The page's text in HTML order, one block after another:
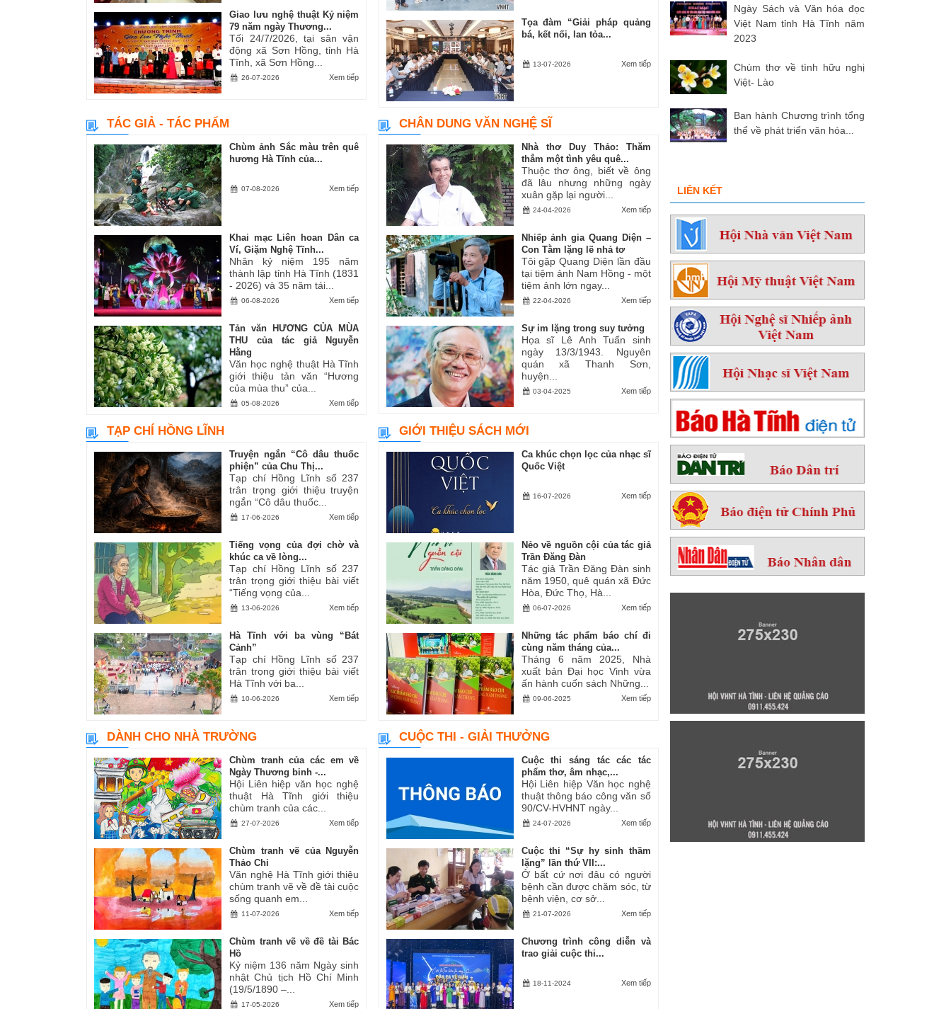
Giao lưu nghệ thuật Kỷ niệm
79 năm ngày Thương...
Tối 24/7/2026, tại sân vận
động xã Sơn Hồng, tỉnh Hà
Tĩnh, xã Sơn Hồng...
Xem tiếp
26-07-2026
Tọa đàm “Giải pháp quảng
bá, kết nối, lan tỏa...
Xem tiếp
13-07-2026
TÁC GIẢ - TÁC PHẨM
Chùm ảnh Sắc màu trên quê
hương Hà Tĩnh của...
Xem tiếp
07-08-2026
Khai mạc Liên hoan Dân ca
Ví, Giặm Nghệ Tĩnh...
Nhân kỷ niệm 195 năm
thành lập tỉnh Hà Tĩnh (1831
- 2026) và 35 năm tái...
Xem tiếp
06-08-2026
Tản văn HƯƠNG CỦA MÙA
THU của tác giả Nguyễn
Hằng
Văn học nghệ thuật Hà Tĩnh
giới thiệu tản văn “Hương
của mùa thu” của...
Xem tiếp
05-08-2026
CHÂN DUNG VĂN NGHỆ SĨ
Nhà thơ Duy Thảo: Thăm
thẳm một tình yêu quê...
Thuộc thơ ông, biết về ông
đã lâu nhưng những ngày
xuân gặp lại người...
Xem tiếp
24-04-2026
Nhiếp ảnh gia Quang Diện –
Con Tằm lặng lẽ nhả tơ
Tôi gặp Quang Diện lần đầu
tại tiệm ảnh Nam Hồng - một
tiệm ảnh lớn ngay...
Xem tiếp
22-04-2026
Sự im lặng trong suy tưởng
Họa sĩ Lê Anh Tuấn sinh
ngày 13/3/1943. Nguyên
quán xã Thanh Sơn,
huyện...
Xem tiếp
03-04-2025
TẠP CHÍ HỒNG LĨNH
Truyện ngắn “Cô dâu thuốc
phiện” của Chu Thị...
Tạp chí Hồng Lĩnh số 237
trân trọng giới thiệu truyện
ngắn “Cô dâu thuốc...
Xem tiếp
17-06-2026
Tiếng vọng của đợi chờ và
khúc ca về lòng...
Tạp chí Hồng Lĩnh số 237
trân trọng giới thiệu bài viết
“Tiếng vọng của...
Xem tiếp
13-06-2026
Hà Tĩnh với ba vùng “Bát
Cảnh”
Tạp chí Hồng Lĩnh số 237
trân trọng giới thiệu bài viết
Hà Tĩnh với ba...
Xem tiếp
10-06-2026
GIỚI THIỆU SÁCH MỚI
Ca khúc chọn lọc của nhạc sĩ
Quốc Việt
Xem tiếp
16-07-2026
Nẻo về nguồn cội của tác giả
Trần Đăng Đàn
Tác giả Trần Đăng Đàn sinh
năm 1950, quê quán xã Đức
Hòa, Đức Thọ, Hà...
Xem tiếp
06-07-2026
Những tác phẩm báo chí đi
cùng năm tháng của...
Tháng 6 năm 2025, Nhà
xuất bản Đại học Vinh vừa
ấn hành cuốn sách Những...
Xem tiếp
09-06-2025
DÀNH CHO NHÀ TRƯỜNG
Chùm tranh của các em về
Ngày Thương binh -...
Hội Liên hiệp văn học nghệ
thuật Hà Tĩnh giới thiệu
chùm tranh của các...
Xem tiếp
27-07-2026
Chùm tranh vẽ của Nguyễn
Thảo Chi
Văn nghệ Hà Tĩnh giới thiệu
chùm tranh vẽ về đề tài cuộc
sống quanh em...
Xem tiếp
11-07-2026
Chùm tranh vẽ về đề tài Bác
Hồ
Kỷ niệm 136 năm Ngày sinh
nhật Chủ tịch Hồ Chí Minh
(19/5/1890 –...
Xem tiếp
17-05-2026
CUỘC THI - GIẢI THƯỞNG
Cuộc thi sáng tác các tác
phẩm thơ, âm nhạc,...
Hội Liên hiệp Văn học nghệ
thuật thông báo công văn số
90/CV-HVHNT ngày...
Xem tiếp
24-07-2026
Cuộc thi “Sự hy sinh thầm
lặng” lần thứ VII:...
Ở bất cứ nơi đâu có người
bệnh cần được chăm sóc, từ
bệnh viện, cơ sở...
Xem tiếp
21-07-2026
Chương trình công diễn và
trao giải cuộc thi...
Xem tiếp
18-11-2024
Ngày Sách và Văn hóa đọc
Việt Nam tỉnh Hà Tĩnh năm
2023
Chùm thơ về tình hữu nghị
Việt- Lào
Ban hành Chương trình tổng
thể về phát triển văn hóa...
LIÊN KẾT